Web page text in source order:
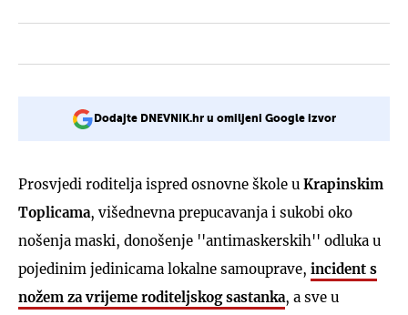
Dodajte DNEVNIK.hr u omiljeni Google izvor
Prosvjedi roditelja ispred osnovne škole u Krapinskim
Toplicama, višednevna prepucavanja i sukobi oko
nošenja maski, donošenje ''antimaskerskih'' odluka u
pojedinim jedinicama lokalne samouprave, incident s
nožem za vrijeme roditeljskog sastanka, a sve u